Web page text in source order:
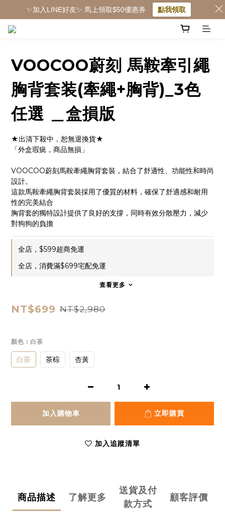
VOOCOO蔚刻 馬鞍牽引繩
胸背套装(牽繩+胸背)_3色
任選 ＿盒損版
★出清下殺中，恕無退換貨★
「外盒瑕疵，商品無損」
VOOCOO蔚刻馬鞍牽繩胸背套裝，結合了舒適性、功能性和時尚
設計。
這款馬鞍牽繩胸背套裝採用了優質的材料，確保了舒適感和耐用
性的完美結合
胸背套的獨特設計提供了良好的支撐，同時有效分散壓力，減少
對狗狗的負擔
全店，$599超商免運
全店，消費滿$699宅配免運
查看更多
NT$699 NT$2,980
顏色 : 白茶
白茶 茶棕 杏黃
加入購物車 立即購買
加入追蹤清單
商品描述 了解更多
送貨及付
款方式
顧客評價
✨加入LINE好友✨ 馬上領取$50優惠券 點我領取